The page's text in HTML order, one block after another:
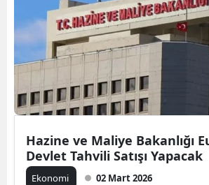
Hazine ve Maliye Bakanlığı
Devlet Tahvili Satışı Yapacak
Ekonomi 02 Mart 2026